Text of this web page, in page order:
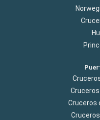
Cruceros